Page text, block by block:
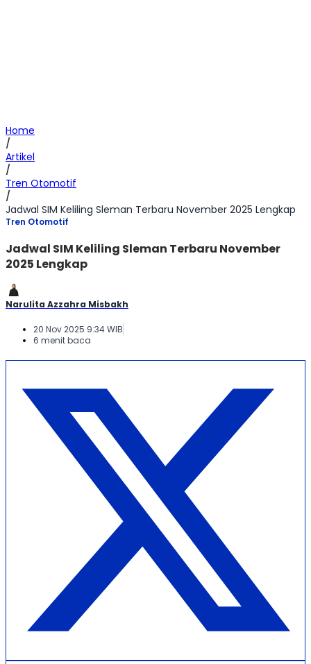
Home
/
Artikel
/
Tren Otomotif
/
Jadwal SIM Keliling Sleman Terbaru November 2025 Lengkap
Tren Otomotif
Jadwal SIM Keliling Sleman Terbaru November
2025 Lengkap
Narulita Azzahra Misbakh
20 Nov 2025 9:34 WIB
6 menit baca